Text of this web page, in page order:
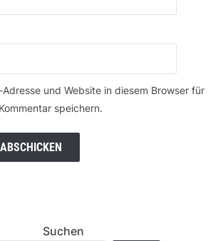
und Website in diesem Browser für
speichern.
Suchen